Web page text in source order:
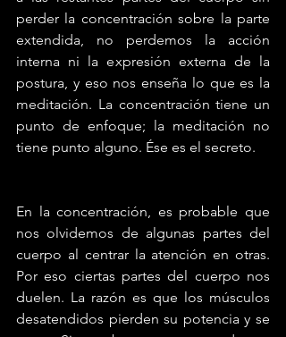
perder la concentración sobre la parte
extendida, no perdemos la acción
interna ni la expresión externa de la
postura, y eso nos enseña lo que es la
meditación. La concentración tiene un
punto de enfoque; la meditación no
tiene punto alguno. Ése es el secreto.
En la concentración, es probable que
nos olvidemos de algunas partes del
cuerpo al centrar la atención en otras.
Por eso ciertas partes del cuerpo nos
duelen. La razón es que los músculos
desatendidos pierden su potencia y se